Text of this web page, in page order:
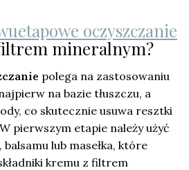
oczyszczanie
mineralnym?
polega na zastosowaniu
na bazie tłuszczu, a
co skutecznie usuwa resztki
pierwszym etapie należy użyć
lub masełka, które
kremu z filtrem